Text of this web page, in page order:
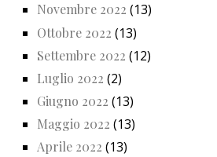
Novembre 2022 (13)
Ottobre 2022 (13)
Settembre 2022 (12)
Luglio 2022 (2)
Giugno 2022 (13)
Maggio 2022 (13)
Aprile 2022 (13)